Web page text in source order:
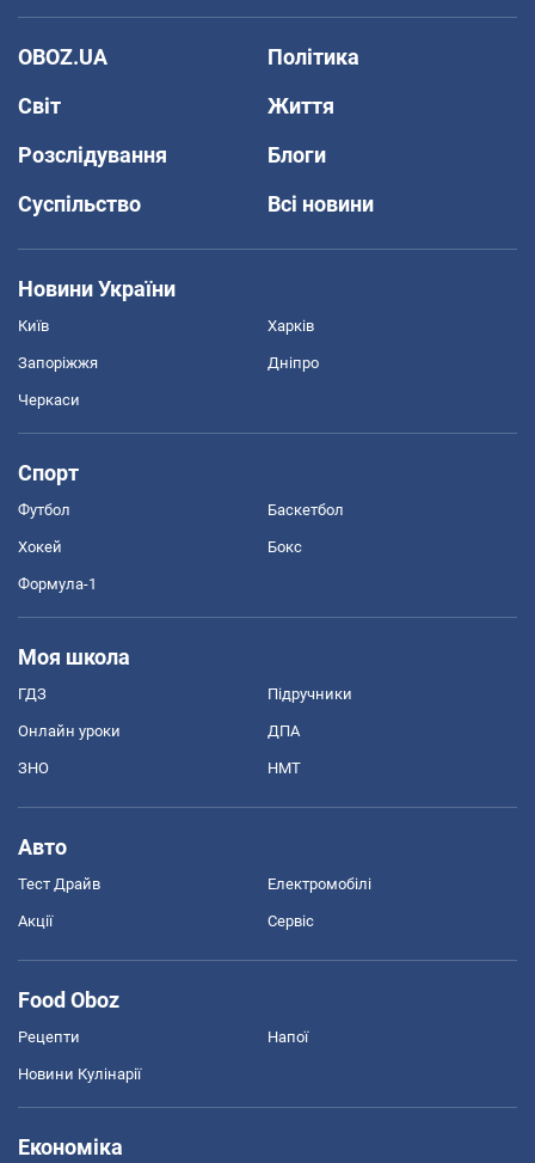
OBOZ.UA
Політика
Світ
Життя
Розслідування
Блоги
Суспільство
Всі новини
Новини України
Київ Харків
Запоріжжя Дніпро
Черкаси
Спорт
Футбол Баскетбол
Хокей Бокс
Формула-1
Моя школа
ГДЗ Підручники
Онлайн уроки ДПА
ЗНО НМТ
Авто
Тест Драйв Електромобілі
Акції Сервіс
Food Oboz
Рецепти Напої
Новини Кулінарії
Економіка